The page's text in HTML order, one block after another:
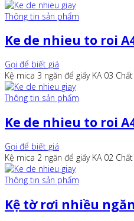
Thông tin sản phẩm
Ke de nhieu to roi
Gọi để biết giá
Kệ mica 3 ngăn để giấy KA 03
Thông tin sản phẩm
Ke de nhieu to roi
Gọi để biết giá
Kệ mica 2 ngăn để giấy KA 02
Thông tin sản phẩm
Kệ tờ rơi nhiều ngăn